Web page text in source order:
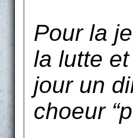
Pour la
la lutte
jour un
choeur